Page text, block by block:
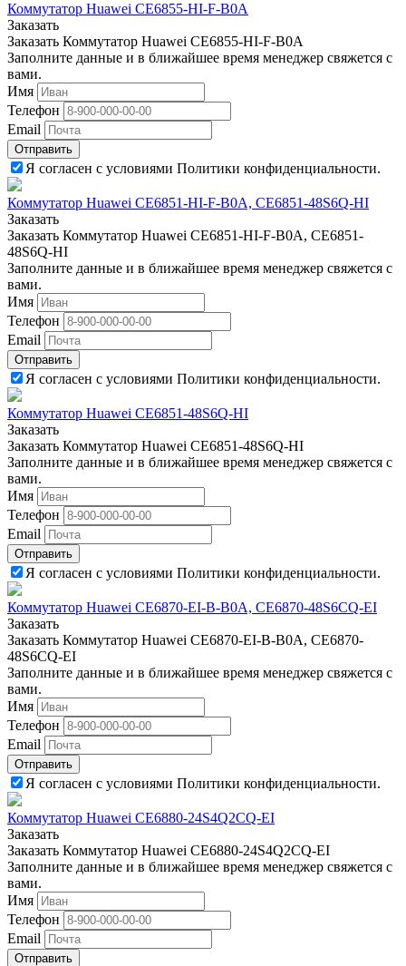
Коммутатор Huawei CE6855-HI-F-B0A
Заказать
Заказать Коммутатор Huawei CE6855-HI-F-B0A
Заполните данные и в ближайшее время менеджер свяжется с
вами.
Имя
Телефон
Email
Отправить
Я согласен с условиями Политики конфиденциальности.
Коммутатор Huawei CE6851-HI-F-B0A, CE6851-48S6Q-HI
Заказать
Заказать Коммутатор Huawei CE6851-HI-F-B0A, CE6851-
48S6Q-HI
Заполните данные и в ближайшее время менеджер свяжется с
вами.
Имя
Телефон
Email
Отправить
Я согласен с условиями Политики конфиденциальности.
Коммутатор Huawei CE6851-48S6Q-HI
Заказать
Заказать Коммутатор Huawei CE6851-48S6Q-HI
Заполните данные и в ближайшее время менеджер свяжется с
вами.
Имя
Телефон
Email
Отправить
Я согласен с условиями Политики конфиденциальности.
Коммутатор Huawei CE6870-EI-B-B0A, CE6870-48S6CQ-EI
Заказать
Заказать Коммутатор Huawei CE6870-EI-B-B0A, CE6870-
48S6CQ-EI
Заполните данные и в ближайшее время менеджер свяжется с
вами.
Имя
Телефон
Email
Отправить
Я согласен с условиями Политики конфиденциальности.
Коммутатор Huawei CE6880-24S4Q2CQ-EI
Заказать
Заказать Коммутатор Huawei CE6880-24S4Q2CQ-EI
Заполните данные и в ближайшее время менеджер свяжется с
вами.
Имя
Телефон
Email
Отправить